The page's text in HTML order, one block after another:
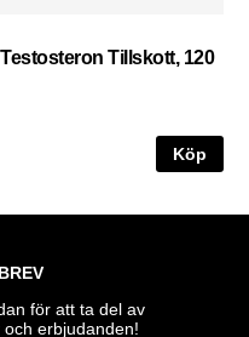
Tillskott, 120
Köp
för att ta del av
erbjudanden!